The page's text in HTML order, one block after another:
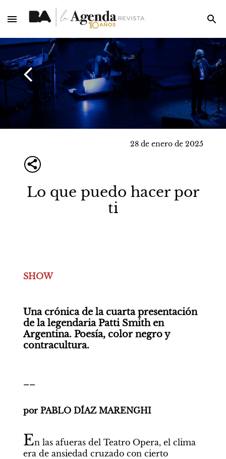
28 de enero de 2025
Lo que puedo hacer por
ti
SHOW
Una crónica de la cuarta presentación
de la legendaria Patti Smith en
Argentina. Poesía, color negro y
contracultura.
por PABLO DÍAZ MARENGHI
En las afueras del Teatro Opera, el clima
era de ansiedad cruzado con cierto